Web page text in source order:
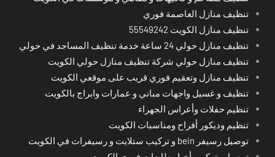
تنظيف منازل العاصمة فوري
تنظيف منازل الكويت 55549242
تنظيف منازل حولي 24 ساعة خدمة تنظيف المساجد في حولي
تنظيف منازل حولي شركة تنظيف منازل حولي الكويت
تنظيف منازل وتعقيم فوري قريب على موقعي الكويت
تنظيف و غسيل واجهات مباني و عمارات وابراج بالكويت
تنظيم حفلات وأعراس الجهراء
تنظيم وديكور أفراح ومناسبات الكويت
توصيل رسيفر bein و تركيب ستلايت و رسيفرات في الكويت